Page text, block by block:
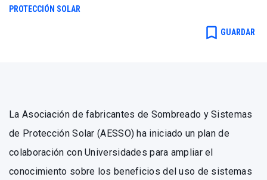
PROTECCIÓN SOLAR
bookmark_border GUARDAR
La Asociación de fabricantes de Sombreado y Sistemas
de Protección Solar (AESSO) ha iniciado un plan de
colaboración con Universidades para ampliar el
conocimiento sobre los beneficios del uso de sistemas